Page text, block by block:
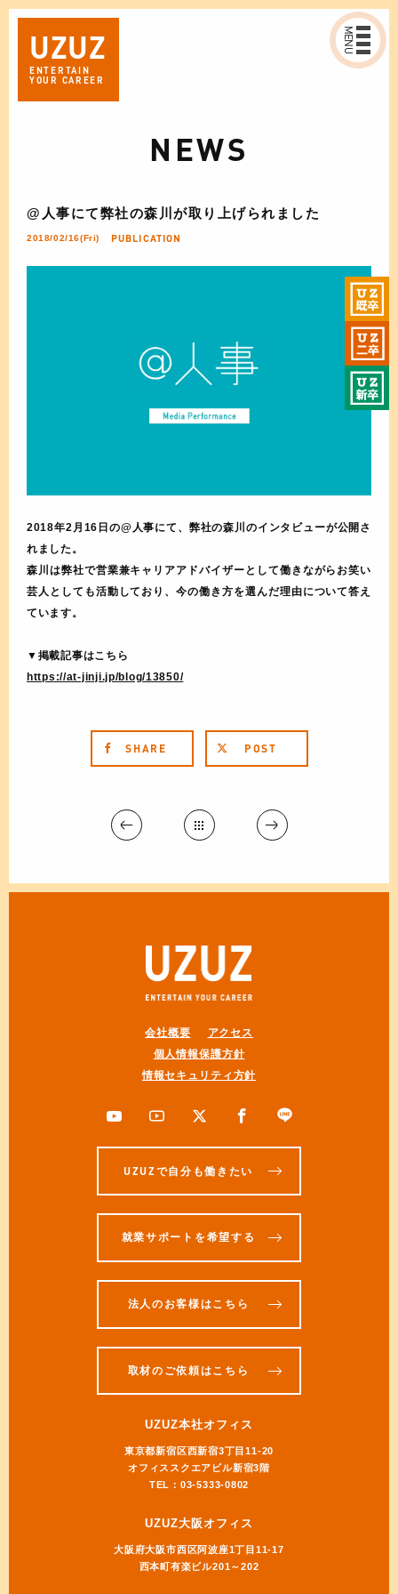
UZUZ
ENTERTAIN
YOUR CAREER
MENU
NEWS
@人事にて弊社の森川が取り上げられました
2018/02/16(Fri) PUBLICATION
2018年2月16日の@人事にて、弊社の森川のインタビューが公開さ
れました。
森川は弊社で営業兼キャリアアドバイザーとして働きながらお笑い
芸人としても活動しており、今の働き方を選んだ理由について答え
ています。
▼掲載記事はこちら
https://at-jinji.jp/blog/13850/
SHARE POST
会社概要
アクセス
個人情報保護方針
情報セキュリティ方針
UZUZで自分も働きたい
就業サポートを希望する
法人のお客様はこちら
取材のご依頼はこちら
UZUZ本社オフィス
東京都新宿区西新宿3丁目11-20
オフィススクエアビル新宿3階
TEL：03-5333-0802
UZUZ大阪オフィス
大阪府大阪市西区阿波座1丁目11-17
西本町有楽ビル201～202